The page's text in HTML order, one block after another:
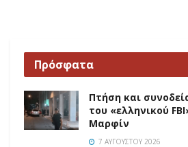
Πρόσφατα
Πτήση και
του «ελληνικού
Μαρφίν
7 ΑΥΓΟΎΣΤΟΥ 2026